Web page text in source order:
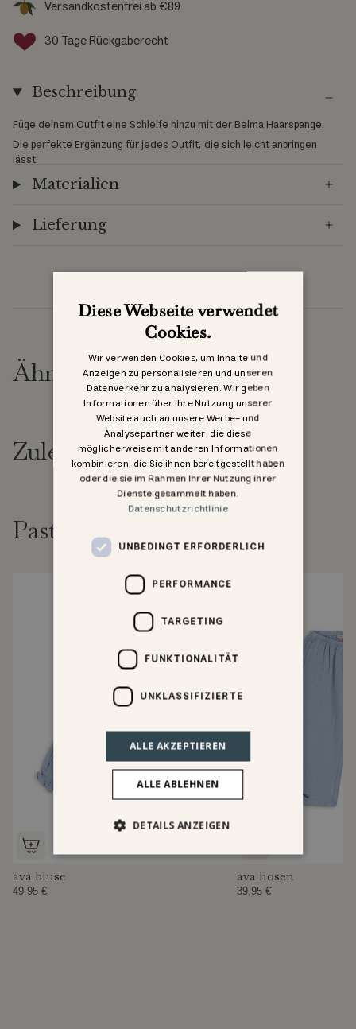
Versandkostenfrei ab €89
30 Tage Rückgaberecht
Beschreibung
Füge deinem Outfit eine Schleife hinzu mit der Belma Haarspange.
Die perfekte Ergänzung für jedes Outfit, die sich leicht anbringen
lässt.
Materialien
Lieferung
Ähnliche Produkte
Zuletzt angesehen
Past goed bij
ava bluse
49,95 €
ava hosen
39,95 €
Diese Webseite verwendet
Cookies.
Wir verwenden Cookies, um Inhalte und
Anzeigen zu personalisieren und unseren
Datenverkehr zu analysieren. Wir geben
Informationen über Ihre Nutzung unserer
Website auch an unsere Werbe- und
Analysepartner weiter, die diese
möglicherweise mit anderen Informationen
kombinieren, die Sie ihnen bereitgestellt haben
oder die sie im Rahmen Ihrer Nutzung ihrer
Dienste gesammelt haben.
Datenschutzrichtlinie
UNBEDINGT ERFORDERLICH
PERFORMANCE
TARGETING
FUNKTIONALITÄT
UNKLASSIFIZIERTE
ALLE AKZEPTIEREN
ALLE ABLEHNEN
DETAILS ANZEIGEN